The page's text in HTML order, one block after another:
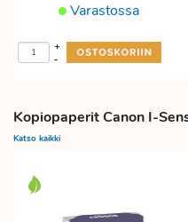
Varastossa
-
+
Kopiopaperit Canon I-
Katso kaikki